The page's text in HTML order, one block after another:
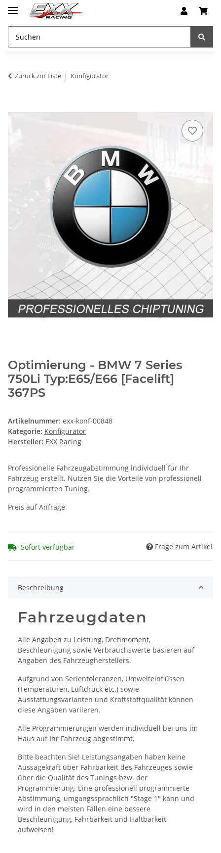
Zurück zur Liste Konfigurator
Optimierung - BMW 7 Series
750Li Typ:E65/E66 [Facelift]
367PS
Artikelnummer: exx-konf-00848
Kategorie: Konfigurator
Hersteller: EXX Racing
Professionelle Fahrzeugabstimmung individuell für Ihr
Fahrzeug erstellt. Nutzen Sie die Vorteile von professionell
programmierten Tuning.
Preis auf Anfrage
Sofort verfügbar Frage zum Artikel
Beschreibung
Fahrzeugdaten
Alle Angaben zu Leistung, Drehmoment,
Beschleunigung sowie Verbrauchswerte basieren auf
Angaben des Fahrzeugherstellers.
Aufgrund von Serientoleranzen, Umwelteinflüssen
(Temperaturen, Luftdruck etc.) sowie
Ausstattungsvarianten und Kraftstoffqualität können
diese Angaben variieren.
Alle Programmierungen werden individuell bei uns im
Haus auf Ihr Fahrzeug abgestimmt.
Bitte beachten Sie! Leistungsangaben haben keine
Aussagekraft über Fahrbarkeit des Fahrzeuges sowie
über die Qualität des Tunings bzw. der
Programmierung. Eine professionell programmierte
Abstimmung, umgangssprachlich "Stage 1" kann und
wird in den meisten Fällen eine bessere
Beschleunigung, Fahrbarkeit und Haltbarkeit
aufweisen!